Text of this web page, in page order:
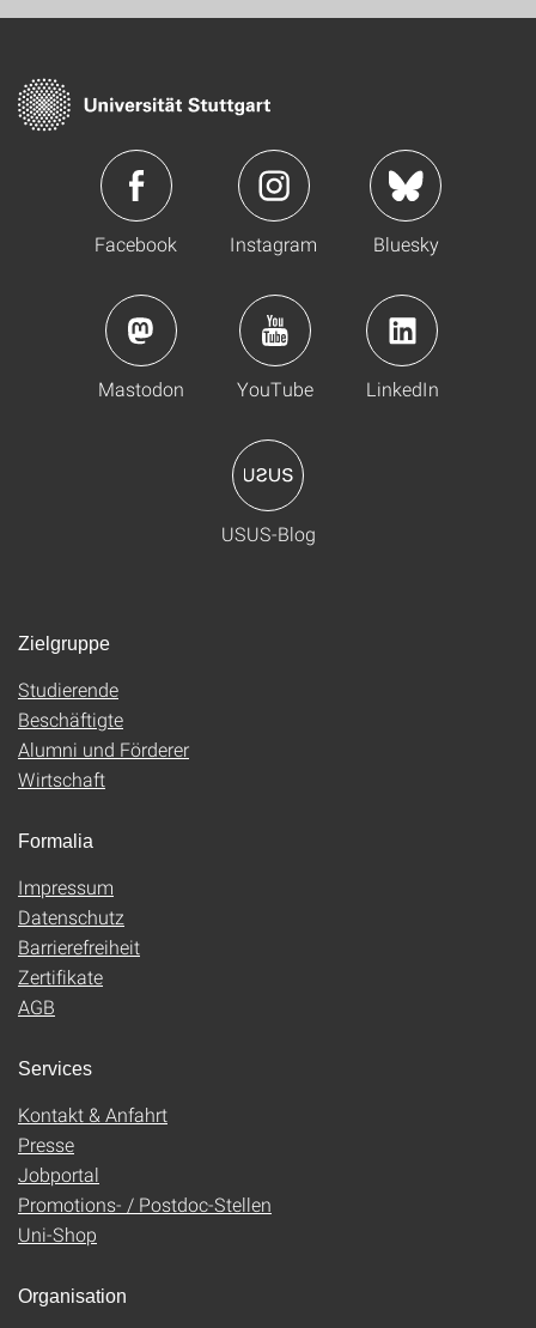
Facebook Instagram Bluesky
Mastodon YouTube LinkedIn
USUS-Blog
Zielgruppe
Studierende
Beschäftigte
Alumni und Förderer
Wirtschaft
Formalia
Impressum
Datenschutz
Barrierefreiheit
Zertifikate
AGB
Services
Kontakt & Anfahrt
Presse
Jobportal
Promotions- / Postdoc-Stellen
Uni-Shop
Organisation